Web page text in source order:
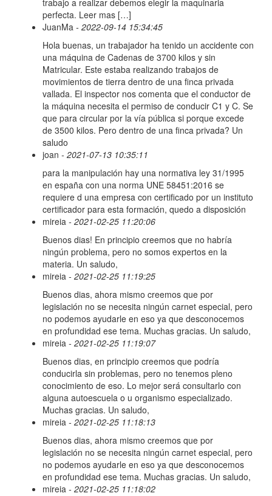
trabajo a realizar debemos elegir la maquinaria
perfecta. Leer mas […]
JuanMa - 2022-09-14 15:34:45
Hola buenas, un trabajador ha tenido un accidente con
una máquina de Cadenas de 3700 kilos y sin
Matricular. Este estaba realizando trabajos de
movimientos de tierra dentro de una finca privada
vallada. El inspector nos comenta que el conductor de
la máquina necesita el permiso de conducir C1 y C. Se
que para circular por la vía pública si porque excede
de 3500 kilos. Pero dentro de una finca privada? Un
saludo
joan - 2021-07-13 10:35:11
para la manipulación hay una normativa ley 31/1995
en españa con una norma UNE 58451:2016 se
requiere d una empresa con certificado por un instituto
certificador para esta formación, quedo a disposición
mireia - 2021-02-25 11:20:06
Buenos dias! En principio creemos que no habría
ningún problema, pero no somos expertos en la
materia. Un saludo,
mireia - 2021-02-25 11:19:25
Buenos dias, ahora mismo creemos que por
legislación no se necesita ningún carnet especial, pero
no podemos ayudarle en eso ya que desconocemos
en profundidad ese tema. Muchas gracias. Un saludo,
mireia - 2021-02-25 11:19:07
Buenos dias, en principio creemos que podría
conducirla sin problemas, pero no tenemos pleno
conocimiento de eso. Lo mejor será consultarlo con
alguna autoescuela o u organismo especializado.
Muchas gracias. Un saludo,
mireia - 2021-02-25 11:18:13
Buenos dias, ahora mismo creemos que por
legislación no se necesita ningún carnet especial, pero
no podemos ayudarle en eso ya que desconocemos
en profundidad ese tema. Muchas gracias. Un saludo,
mireia - 2021-02-25 11:18:02